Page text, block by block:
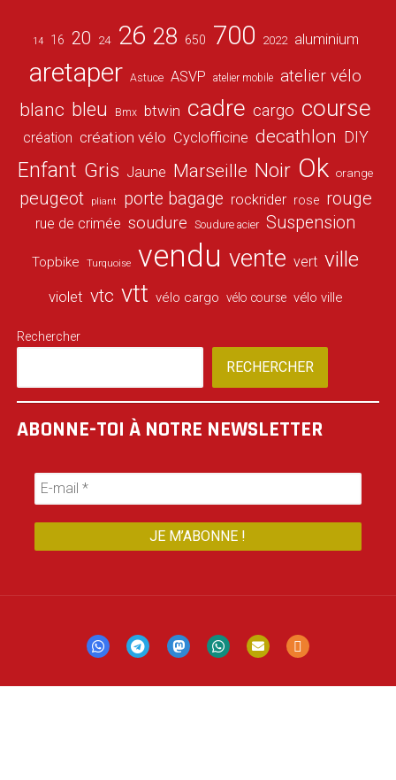
14 16 20 24 26 28 650 700 2022 aluminium
aretaper Astuce ASVP atelier mobile atelier vélo
blanc bleu Bmx btwin cadre cargo course
création création vélo Cyclofficine decathlon DIY
Enfant Gris Jaune Marseille Noir Ok orange
peugeot pliant porte bagage rockrider rose rouge
rue de crimée soudure Soudure acier Suspension
Topbike Turquoise vendu vente vert ville
violet vtc vtt vélo cargo vélo course vélo ville
Rechercher
RECHERCHER
ABONNE-TOI À NOTRE NEWSLETTER